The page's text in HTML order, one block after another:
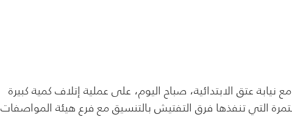
عتق الابتدائية، صباح اليوم، على عملية إتلاف كمية كبيرة
التي تنفذها فرق التفتيش بالتنسيق مع فرع هيئة المواصفات